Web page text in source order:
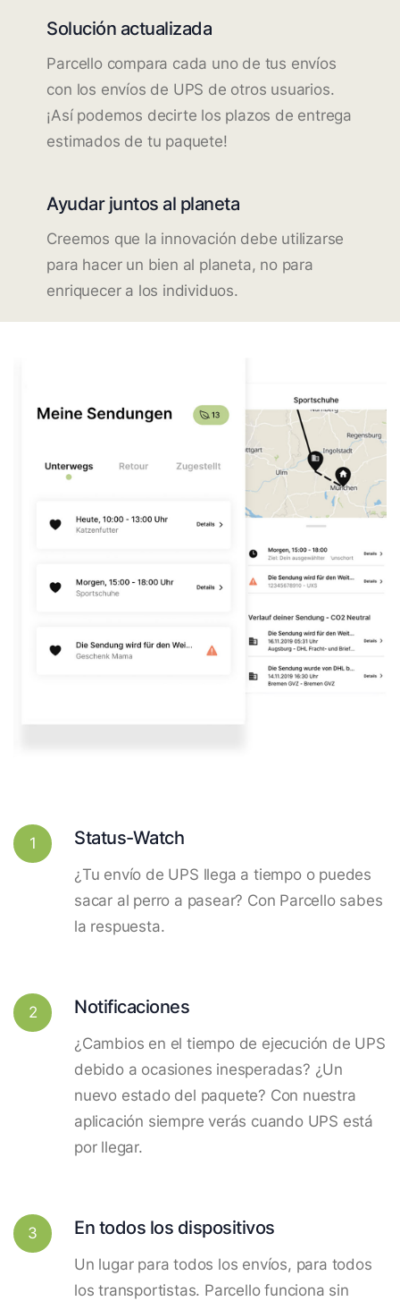
Solución actualizada
Parcello compara cada uno de tus envíos
con los envíos de UPS de otros usuarios.
¡Así podemos decirte los plazos de entrega
estimados de tu paquete!
Ayudar juntos al planeta
Creemos que la innovación debe utilizarse
para hacer un bien al planeta, no para
enriquecer a los individuos.
1 Status-Watch
¿Tu envío de UPS llega a tiempo o puedes
sacar al perro a pasear? Con Parcello sabes
la respuesta.
2 Notificaciones
¿Cambios en el tiempo de ejecución de UPS
debido a ocasiones inesperadas? ¿Un
nuevo estado del paquete? Con nuestra
aplicación siempre verás cuando UPS está
por llegar.
3 En todos los dispositivos
Un lugar para todos los envíos, para todos
los transportistas. Parcello funciona sin